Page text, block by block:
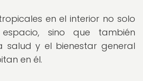
en el interior no solo
sino que también
salud y el bienestar general
en él.